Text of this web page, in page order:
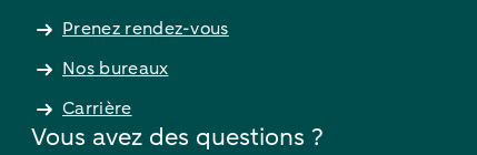
Prenez rendez-vous
Nos bureaux
Carrière
Vous avez des questions ?